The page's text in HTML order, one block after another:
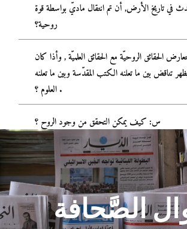
تاريخ الأرض, أن تم انتقال ماديّ بواسطة قوة
روحية؟
الحقائق الروحيّة مع الحقائق العلميّة , وأذا كان
تناقض بين ما تعلنه الكتب المقدّسة وبين ما تعلنه
العلوم ؟ .
س: كيف يمكن التحقق من وجود الروح ؟
الصَّحافة